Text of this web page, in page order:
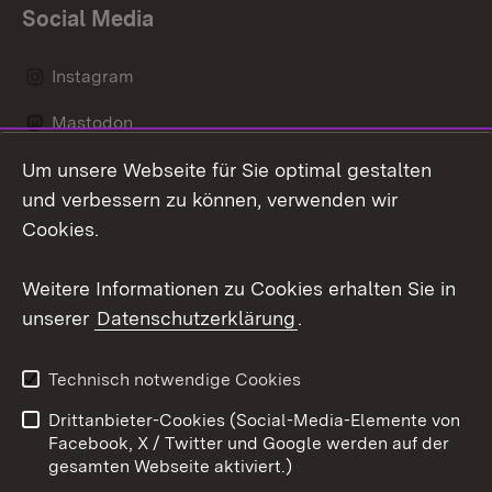
Social Media
Instagram
Mastodon
Messenger
Kontakt
Impressum
Cookies
Um unsere Webseite für Sie optimal gestalten
und verbessern zu können, verwenden wir
Cookies.
Weitere Informationen zu Cookies erhalten Sie in
unserer Datenschutzerklärung.
Technisch notwendige Cookies
Drittanbieter-Cookies (Social-Media-Elemente von
Facebook, X / Twitter und Google werden auf der
gesamten Webseite aktiviert.)